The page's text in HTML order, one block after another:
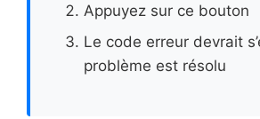
Appuyez sur ce bouton
Le code erreur devrait
problème est résolu